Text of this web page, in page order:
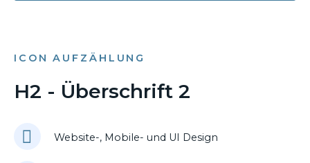
ICON AUFZÄHLUNG
H2 - Überschrift 2
Website-, Mobile- und UI Design